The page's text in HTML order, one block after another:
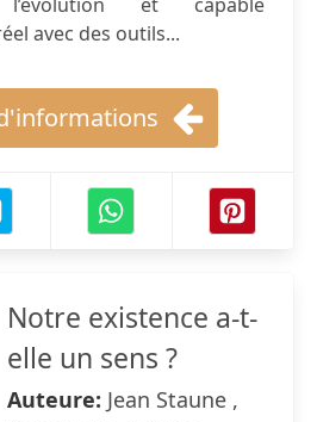
avec des outils...
Notre existence a-t-
elle un sens ?
Auteure: Jean Staune ,